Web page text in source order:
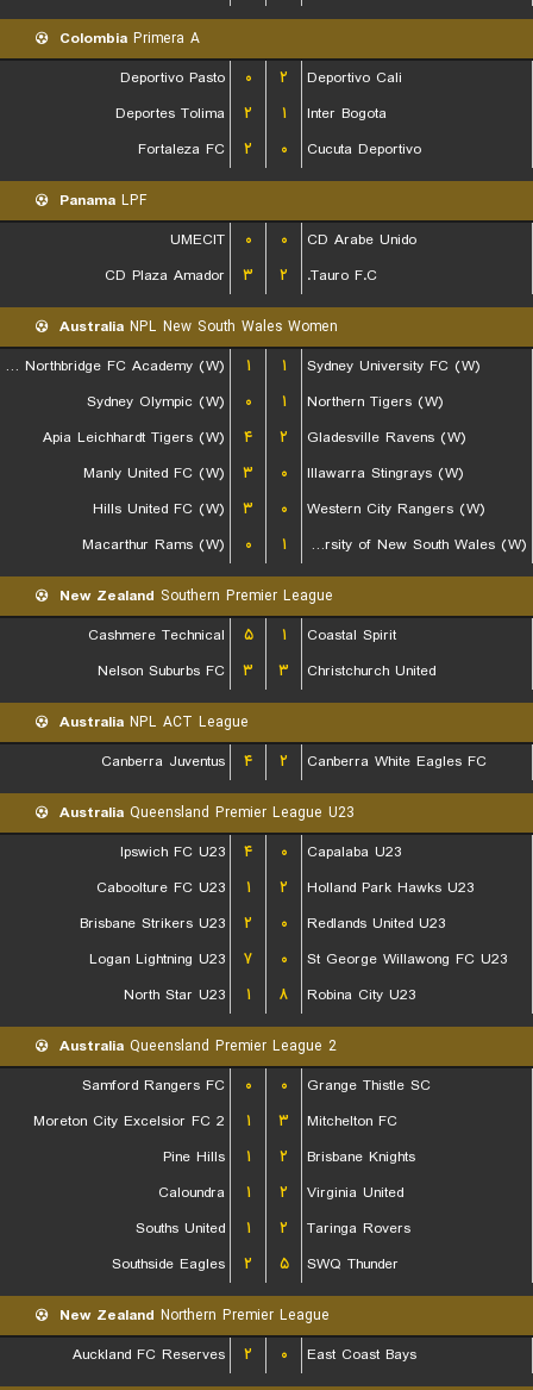
Colombia Primera A
Deportivo Pasto
۰ ۲
Deportivo Cali
Deportes Tolima
۲ ۱
Inter Bogota
Fortaleza FC
۲ ۰ Cucuta Deportivo
Panama LPF
UMECIT
۰ ۰
CD Arabe Unido
CD Plaza Amador
۳ ۲ Tauro F.C.
Australia NPL New South Wales Women
Bulls Northbridge FC Academy (W)
۱ ۱
Sydney University FC (W)
Sydney Olympic (W)
۰ ۱
Northern Tigers (W)
Apia Leichhardt Tigers (W)
۴ ۲
Gladesville Ravens (W)
Manly United FC (W)
۳ ۰
Illawarra Stingrays (W)
Hills United FC (W)
۳ ۰
Western City Rangers (W)
Macarthur Rams (W)
۰ ۱ University of New South Wales (W)
New Zealand Southern Premier League
Cashmere Technical
۵ ۱
Coastal Spirit
Nelson Suburbs FC
۳ ۳ Christchurch United
Australia NPL ACT League
Canberra Juventus
۴ ۲ Canberra White Eagles FC
Australia Queensland Premier League U23
Ipswich FC U23
۴ ۰
Capalaba U23
Caboolture FC U23
۱ ۲
Holland Park Hawks U23
Brisbane Strikers U23
۲ ۰
Redlands United U23
Logan Lightning U23
۷ ۰
St George Willawong FC U23
North Star U23
۱ ۸ Robina City U23
Australia Queensland Premier League 2
Samford Rangers FC
۰ ۰
Grange Thistle SC
Moreton City Excelsior FC 2
۱ ۳
Mitchelton FC
Pine Hills
۱ ۲
Brisbane Knights
Caloundra
۱ ۲
Virginia United
Souths United
۱ ۲
Taringa Rovers
Southside Eagles
۲ ۵ SWQ Thunder
New Zealand Northern Premier League
Auckland FC Reserves
۲ ۰ East Coast Bays